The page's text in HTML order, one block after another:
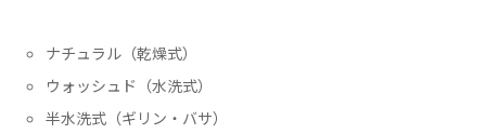
ナチュラル（乾燥式）
ウォッシュド（水洗式）
半水洗式（ギリン・バサ）